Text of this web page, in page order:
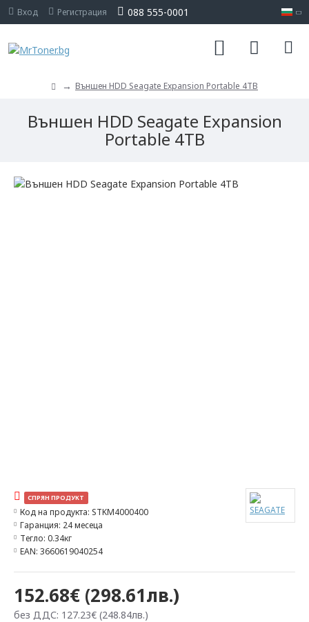
Вход Регистрация 088 555-0001
Външен HDD Seagate Expansion Portable 4TB
Външен HDD Seagate Expansion
Portable 4TB
152.68€ (298.61лв.)
без ДДС: 127.23€ (248.84лв.)
СПРЯН ПРОДУКТ
Код на продукта: STKM4000400
Гаранция: 24 месеца
Тегло: 0.34кг
EAN: 3660619040254